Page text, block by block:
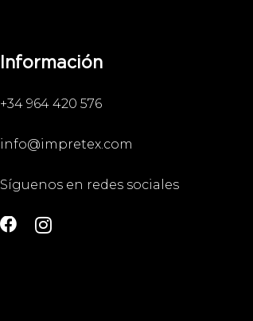
Información
+34 964 420 576
info@impretex.com
Síguenos en redes sociales